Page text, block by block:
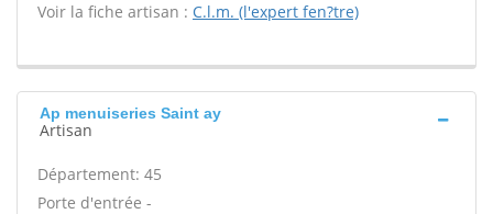
Voir la fiche artisan : C.l.m. (l'expert fen?tre)
Ap menuiseries Saint ay
Artisan
Département: 45
Porte d'entrée -